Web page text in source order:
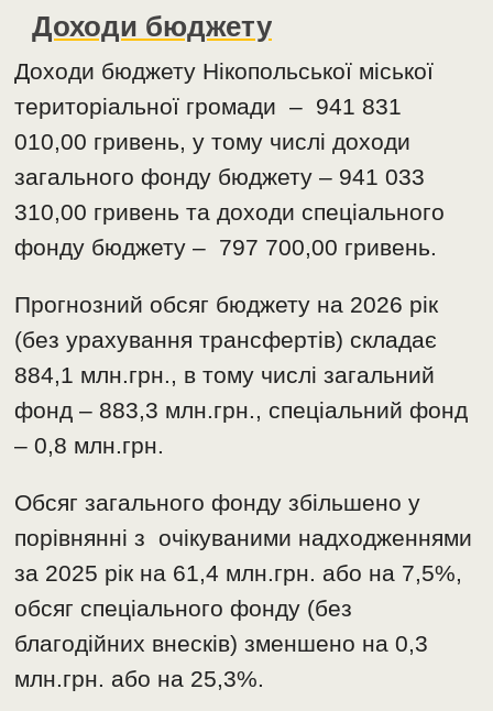
Доходи бюджету
Доходи бюджету Нікопольської міської
територіальної громади – 941 831
010,00 гривень, у тому числі доходи
загального фонду бюджету – 941 033
310,00 гривень та доходи спеціального
фонду бюджету – 797 700,00 гривень.
Прогнозний обсяг бюджету на 2026 рік
(без урахування трансфертів) складає
884,1 млн.грн., в тому числі загальний
фонд – 883,3 млн.грн., спеціальний фонд
– 0,8 млн.грн.
Обсяг загального фонду збільшено у
порівнянні з очікуваними надходженнями
за 2025 рік на 61,4 млн.грн. або на 7,5%,
обсяг спеціального фонду (без
благодійних внесків) зменшено на 0,3
млн.грн. або на 25,3%.